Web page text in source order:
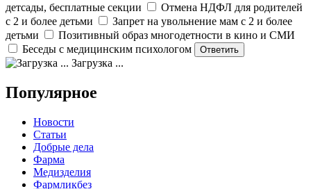
детсады, бесплатные секции
Отмена НДФЛ для родителей
с 2 и более детьми
Запрет на увольнение мам с 2 и более
детьми
Позитивный образ многодетности в кино и СМИ
Беседы с медицинским психологом
Загрузка ...
Популярное
Новости
Статьи
Добрые дела
Фарма
Медизделия
Фармликбез